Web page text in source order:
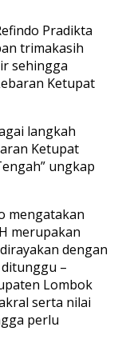
Pradikta
trimakasih
sehingga
Ketupat
langkah
Ketupat
ungkap
mengatakan
merupakan
dengan
–
Lombok
serta nilai
perlu